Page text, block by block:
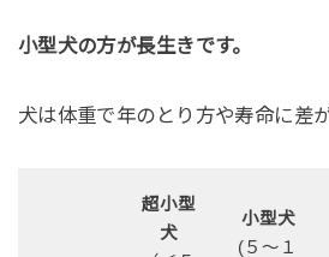
小型犬の方が長生きです。
犬は体重で年のとり方や寿命に差が
超小型
犬
小型犬
(５〜１